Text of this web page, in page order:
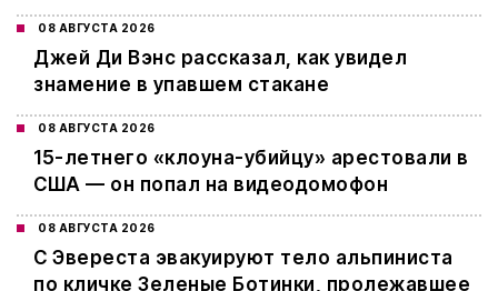
08 АВГУСТА 2026
Джей Ди Вэнс рассказал, как увидел
знамение в упавшем стакане
08 АВГУСТА 2026
15-летнего «клоуна-убийцу» арестовали в
США — он попал на видеодомофон
08 АВГУСТА 2026
С Эвереста эвакуируют тело альпиниста
по кличке Зеленые Ботинки, пролежавшее